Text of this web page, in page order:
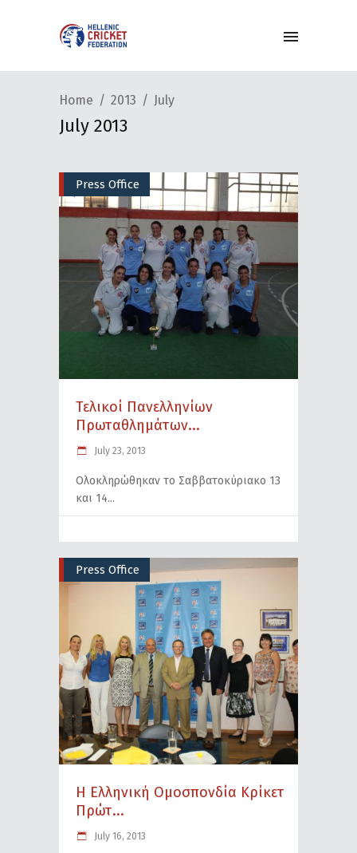
Home 2013 July
July 2013
Press Office
Τελικοί Πανελληνίων
Πρωταθλημάτων...
July 23, 2013
Oλοκληρώθηκαν το Σαββατοκύριακο 13
και 14
Press Office
Η Ελληνική Ομοσπονδία Κρίκετ
Πρώτ...
July 16, 2013